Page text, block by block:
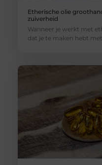
Etherische olie
zuiverheid
Wanneer je werkt met
dat je te maken hebt